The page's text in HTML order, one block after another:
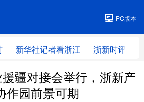
PC版本
新华社记者看浙江 浙新时评
疆对接会举行，浙新产
作园前景可期